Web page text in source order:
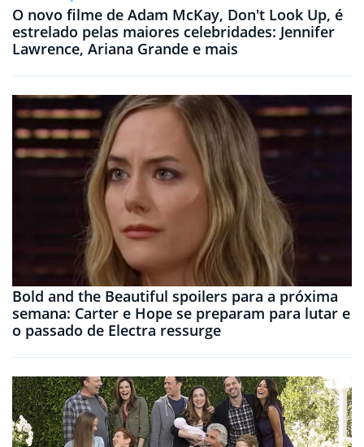
O novo filme de Adam McKay, Don't Look Up, é
estrelado pelas maiores celebridades: Jennifer
Lawrence, Ariana Grande e mais
Bold and the Beautiful spoilers para a próxima
semana: Carter e Hope se preparam para lutar e
o passado de Electra ressurge